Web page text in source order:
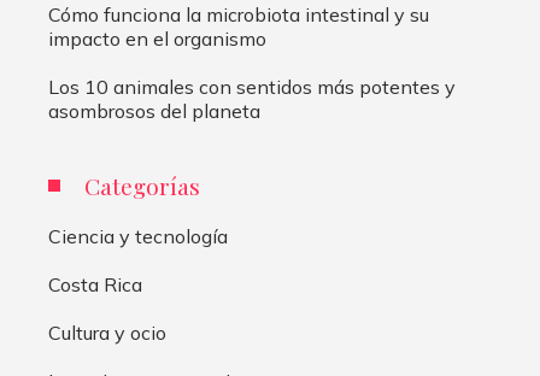
Cómo funciona la microbiota intestinal y su
impacto en el organismo
Los 10 animales con sentidos más potentes y
asombrosos del planeta
Categorías
Ciencia y tecnología
Costa Rica
Cultura y ocio